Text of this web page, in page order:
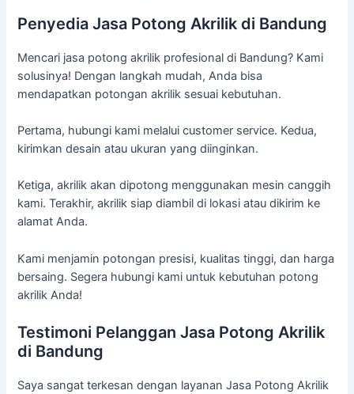
Penyedia Jasa Potong Akrilik di Bandung
Mencari jasa potong akrilik profesional di Bandung? Kami
solusinya! Dengan langkah mudah, Anda bisa
mendapatkan potongan akrilik sesuai kebutuhan.
Pertama, hubungi kami melalui customer service. Kedua,
kirimkan desain atau ukuran yang diinginkan.
Ketiga, akrilik akan dipotong menggunakan mesin canggih
kami. Terakhir, akrilik siap diambil di lokasi atau dikirim ke
alamat Anda.
Kami menjamin potongan presisi, kualitas tinggi, dan harga
bersaing. Segera hubungi kami untuk kebutuhan potong
akrilik Anda!
Testimoni Pelanggan Jasa Potong Akrilik
di Bandung
Saya sangat terkesan dengan layanan Jasa Potong Akrilik